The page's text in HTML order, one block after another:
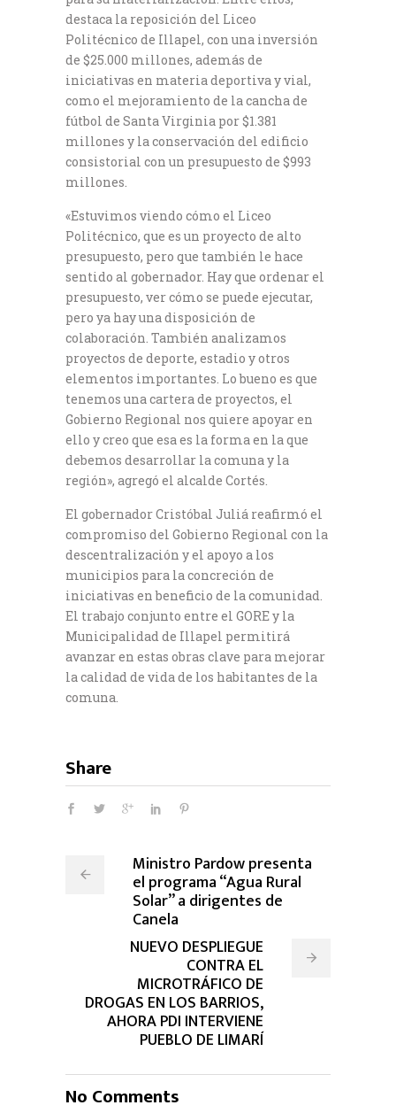
destaca la reposición del Liceo
Politécnico de Illapel, con una inversión
de $25.000 millones, además de
iniciativas en materia deportiva y vial,
como el mejoramiento de la cancha de
fútbol de Santa Virginia por $1.381
millones y la conservación del edificio
consistorial con un presupuesto de $993
millones.
«Estuvimos viendo cómo el Liceo
Politécnico, que es un proyecto de alto
presupuesto, pero que también le hace
sentido al gobernador. Hay que ordenar el
presupuesto, ver cómo se puede ejecutar,
pero ya hay una disposición de
colaboración. También analizamos
proyectos de deporte, estadio y otros
elementos importantes. Lo bueno es que
tenemos una cartera de proyectos, el
Gobierno Regional nos quiere apoyar en
ello y creo que esa es la forma en la que
debemos desarrollar la comuna y la
región», agregó el alcalde Cortés.
El gobernador Cristóbal Juliá reafirmó el
compromiso del Gobierno Regional con la
descentralización y el apoyo a los
municipios para la concreción de
iniciativas en beneficio de la comunidad.
El trabajo conjunto entre el GORE y la
Municipalidad de Illapel permitirá
avanzar en estas obras clave para mejorar
la calidad de vida de los habitantes de la
comuna.
Share
Ministro Pardow presenta
el programa “Agua Rural
Solar” a dirigentes de
Canela
NUEVO DESPLIEGUE
CONTRA EL
MICROTRÁFICO DE
DROGAS EN LOS BARRIOS,
AHORA PDI INTERVIENE
PUEBLO DE LIMARÍ
No Comments